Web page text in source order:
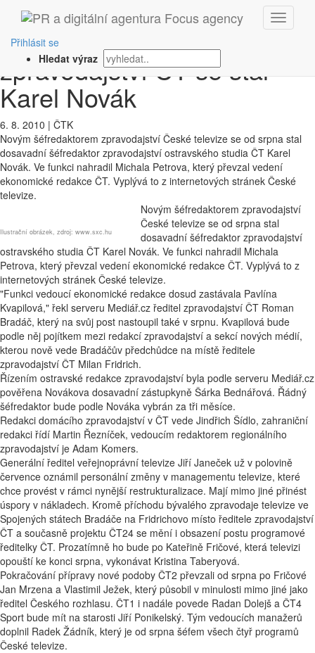
Přihlásit se
Hledat výraz
‹ Zpět
Novým šéfredaktorem
zpravodajství ČT se stal
Karel Novák
6. 8. 2010 | ČTK
Novým šéfredaktorem zpravodajství České televize se od srpna stal
dosavadní šéfredaktor zpravodajství ostravského studia ČT Karel
Novák. Ve funkci nahradil Michala Petrova, který převzal vedení
ekonomické redakce ČT. Vyplývá to z internetových stránek České
televize.
Ilustrační obrázek, zdroj: www.sxc.hu
Novým šéfredaktorem zpravodajství
České televize se od srpna stal
dosavadní šéfredaktor zpravodajství
ostravského studia ČT Karel Novák. Ve funkci nahradil Michala
Petrova, který převzal vedení ekonomické redakce ČT. Vyplývá to z
internetových stránek České televize.
"Funkci vedoucí ekonomické redakce dosud zastávala Pavlína
Kvapilová," řekl serveru Mediář.cz ředitel zpravodajství ČT Roman
Bradáč, který na svůj post nastoupil také v srpnu. Kvapilová bude
podle něj pojítkem mezi redakcí zpravodajství a sekcí nových médií,
kterou nově vede Bradáčův předchůdce na místě ředitele
zpravodajství ČT Milan Fridrich.
Řízením ostravské redakce zpravodajství byla podle serveru Mediář.cz
pověřena Novákova dosavadní zástupkyně Šárka Bednářová. Řádný
šéfredaktor bude podle Nováka vybrán za tři měsíce.
Redakci domácího zpravodajství v ČT vede Jindřich Šídlo, zahraniční
redakci řídí Martin Řezníček, vedoucím redaktorem regionálního
zpravodajství je Adam Komers.
Generální ředitel veřejnoprávní televize Jiří Janeček už v polovině
července oznámil personální změny v managementu televize, které
chce provést v rámci nynější restrukturalizace. Mají mimo jiné přinést
úspory v nákladech. Kromě příchodu bývalého zpravodaje televize ve
Spojených státech Bradáče na Fridrichovo místo ředitele zpravodajství
ČT a současně projektu ČT24 se mění i obsazení postu programové
ředitelky ČT. Prozatímně ho bude po Kateřině Fričové, která televizi
opouští ke konci srpna, vykonávat Kristina Taberyová.
Pokračování přípravy nové podoby ČT2 převzali od srpna po Fričové
Jan Mrzena a Vlastimil Ježek, který působil v minulosti mimo jiné jako
ředitel Českého rozhlasu. ČT1 i nadále povede Radan Dolejš a ČT4
Sport bude mít na starosti Jiří Ponikelský. Tým vedoucích manažerů
doplnil Radek Žádník, který je od srpna šéfem všech čtyř programů
České televize.